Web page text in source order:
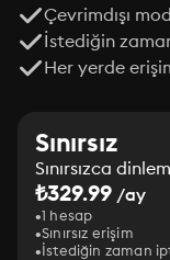
Çevrimdışı
İstediğin
Her yerde
Sınırsız
Sınırsızca
₺329.99 /ay
1 hesap
Sınırsız erişim
İstediğin zaman